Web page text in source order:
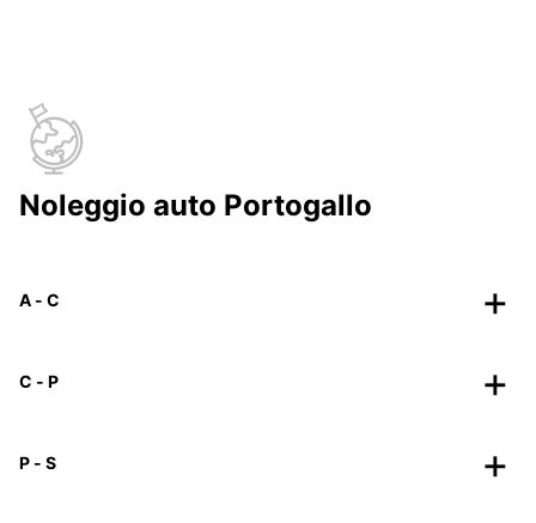
Noleggio auto Portogallo
A - C
C - P
P - S